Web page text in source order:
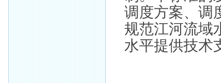
调度方案、调
规范江河流域
水平提供技术